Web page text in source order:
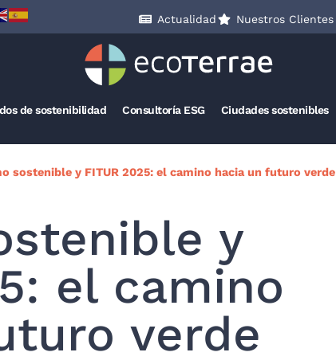
Actualidad Nuestros Clientes
de sostenibilidad Consultoría ESG Ciudades sostenibles
sostenible y FITUR 2025: el camino hacia un futuro verde
y
el camino
verde